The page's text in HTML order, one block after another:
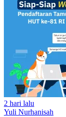
2 hari lalu
Yuli Nurhanisah